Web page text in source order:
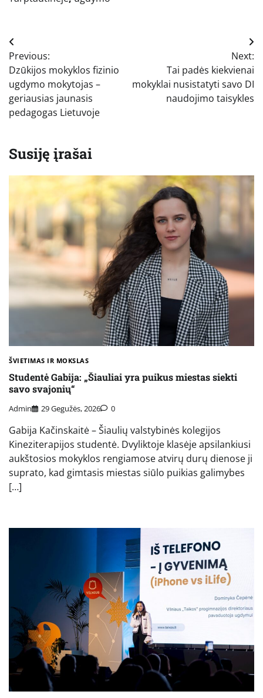
Navigacija
tarp
įrašų
Previous:
Dzūkijos mokyklos fizinio
ugdymo mokytojas –
geriausias jaunasis
pedagogas Lietuvoje
Next:
Tai padės kiekvienai
mokyklai nusistatyti savo DI
naudojimo taisykles
Susiję įrašai
ŠVIETIMAS IR MOKSLAS
Studentė Gabija: „Šiauliai yra puikus miestas siekti
savo svajonių“
Admin 29 Gegužės, 2026 0
Gabija Kačinskaitė – Šiaulių valstybinės kolegijos
Kineziterapijos studentė. Dvyliktoje klasėje apsilankiusi
aukštosios mokyklos rengiamose atvirų durų dienose ji
suprato, kad gimtasis miestas siūlo puikias galimybes
[…]